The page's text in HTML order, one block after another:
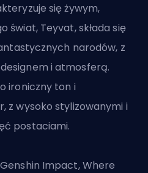
się żywym,
świat, Teyvat, składa się
narodów, z
i atmosferą.
ironiczny ton i
z wysoko stylizowanymi i
postaciami.
Impact, Where